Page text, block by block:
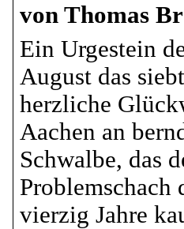
von Thomas
Ein Urgestein
August das
herzliche
Aachen an
Schwalbe, das
Problemschach
vierzig Jahre